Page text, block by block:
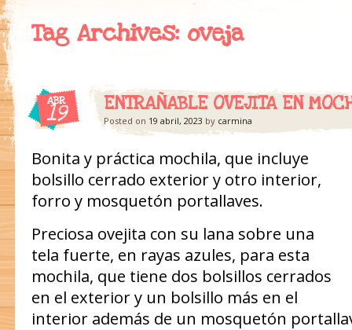
Tag Archives: oveja
ABR
19 ENTRAÑABLE OVEJITA EN
Posted on 19 abril, 2023 by carmina
Bonita y práctica mochila, que incluye
bolsillo cerrado exterior y otro interior,
forro y mosquetón portallaves.
Preciosa ovejita con su lana sobre una
tela fuerte, en rayas azules, para esta
mochila, que tiene dos bolsillos cerrados
en el exterior y un bolsillo más en el
interior además de un mosquetón